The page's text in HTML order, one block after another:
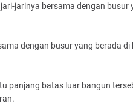
jarinya bersama dengan busur
dengan busur yang berada
panjang batas luar bangun